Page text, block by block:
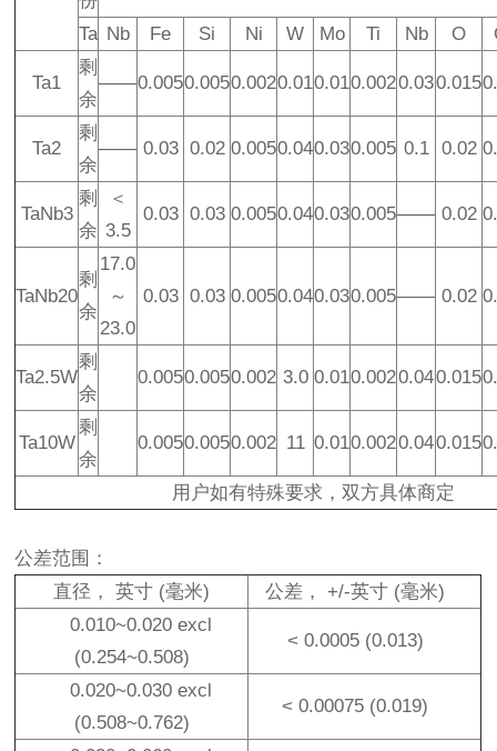
Ta Nb Fe Si Ni W Mo Ti Nb O
Ta1
剩
余
——0.0050.0050.0020.010.010.0020.030.015
Ta2
剩
余
—— 0.03 0.02 0.0050.040.030.005 0.1 0.02
TaNb3
剩
余
＜
3.5
0.03 0.03 0.0050.040.030.005—— 0.02
TaNb20
剩
余
17.0
～
23.0
0.03 0.03 0.0050.040.030.005—— 0.02
Ta2.5W
剩
余
0.0050.0050.002 3.0 0.010.0020.040.015
Ta10W
剩
余
0.0050.0050.002 11 0.010.0020.040.015
用户如有特殊要求，双方具体商定
公差范围：
直径 ，英寸 (毫米) 公差 ， +/-英寸 (毫米)
0.010~0.020 excl
(0.254~0.508)
< 0.0005 (0.013)
0.020~0.030 excl
(0.508~0.762)
< 0.00075 (0.019)